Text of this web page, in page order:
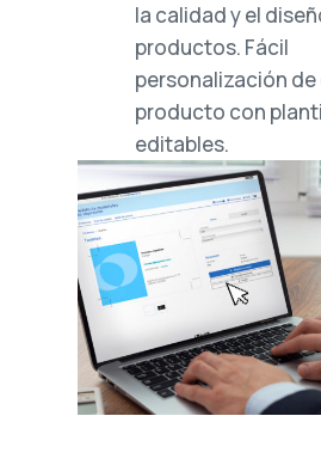
la calidad y el
productos. Fácil
personalización de
producto con
editables.